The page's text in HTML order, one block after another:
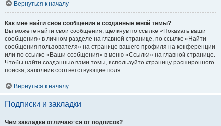
Вернуться к началу
Как мне найти свои сообщения и созданные мной темы?
Вы можете найти свои сообщения, щёлкнув по ссылке «Показать ваши
сообщения» в личном разделе на главной странице, по ссылке «Найти
сообщения пользователя» на странице вашего профиля на конференции
или по ссылке «Ваши сообщения» в меню «Ссылки» на главной странице.
Чтобы найти созданные вами темы, используйте страницу расширенного
поиска, заполнив соответствующие поля.
Вернуться к началу
Подписки и закладки
Чем закладки отличаются от подписок?